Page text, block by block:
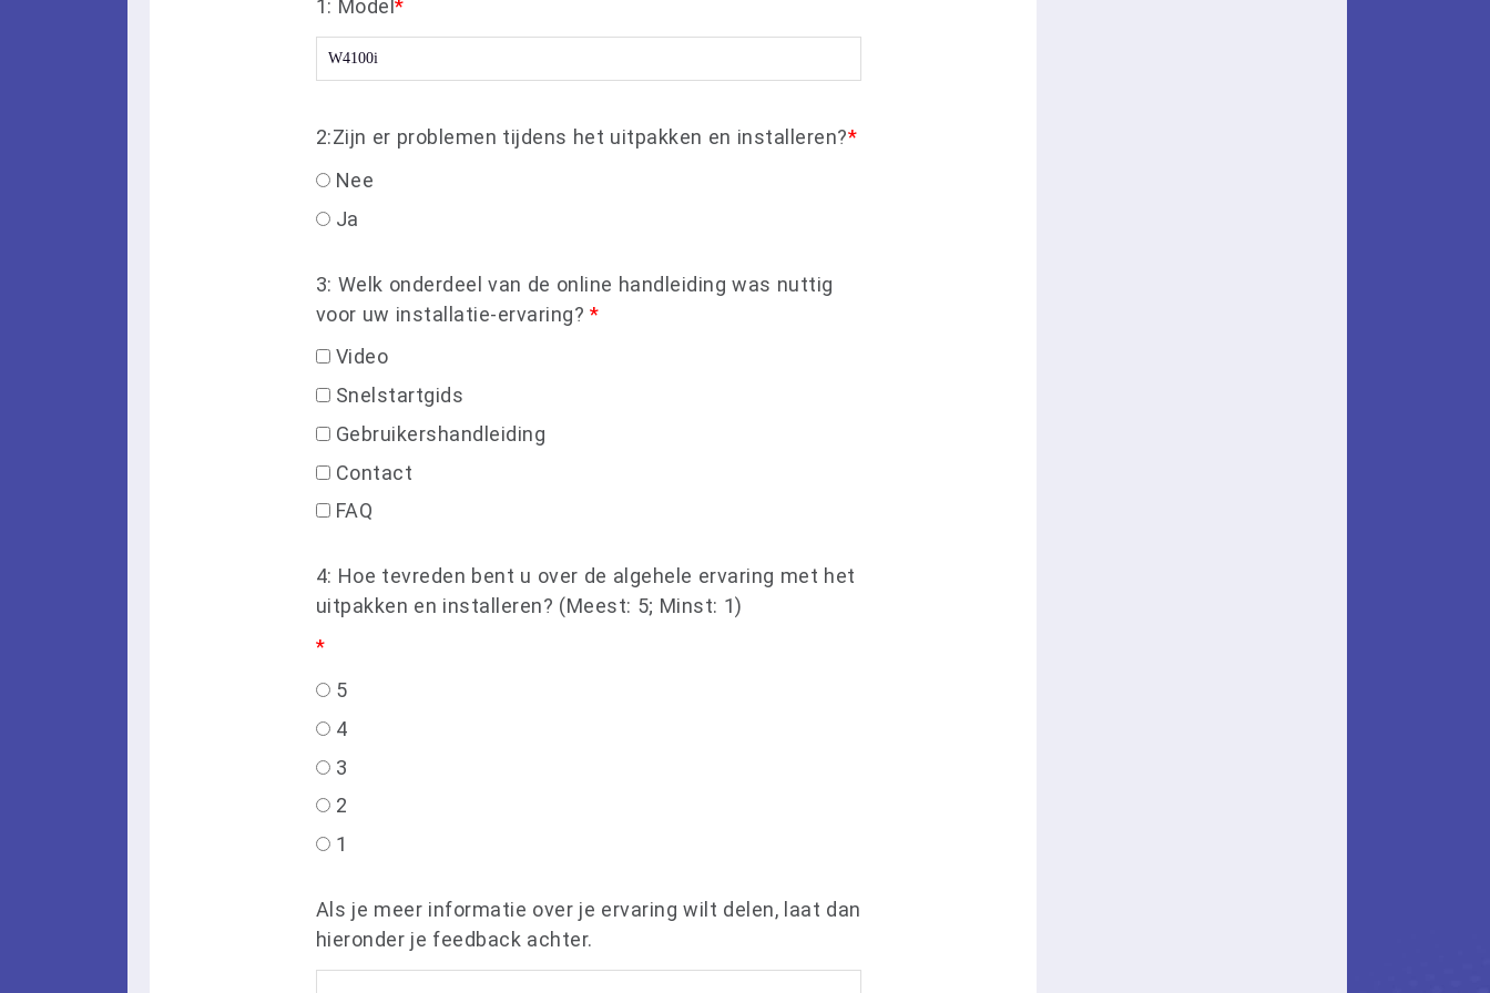
1: Model *
2:Zijn er problemen tijdens het uitpakken en installeren?*
Nee
Ja
3: Welk onderdeel van de online handleiding was nuttig
voor uw installatie-ervaring? *
Video
Snelstartgids
Gebruikershandleiding
Contact
FAQ
4: Hoe tevreden bent u over de algehele ervaring met het
uitpakken en installeren? (Meest: 5; Minst: 1)
*
5
4
3
2
1
Als je meer informatie over je ervaring wilt delen, laat dan
hieronder je feedback achter.